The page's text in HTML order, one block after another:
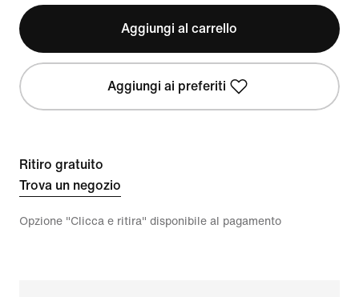
Aggiungi al carrello
Aggiungi ai preferiti
Ritiro gratuito
Trova un negozio
Opzione "Clicca e ritira" disponibile al pagamento